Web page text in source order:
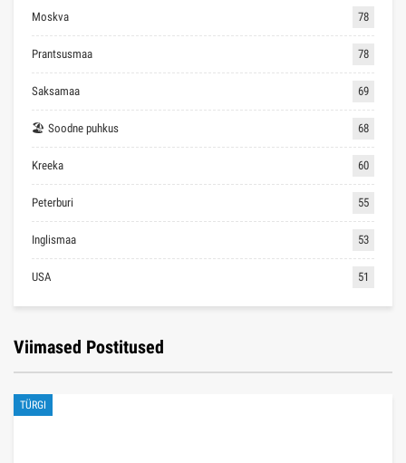
Moskva 78
Prantsusmaa 78
Saksamaa 69
🏖 Soodne puhkus 68
Kreeka 60
Peterburi 55
Inglismaa 53
USA 51
Viimased Postitused
TÜRGI